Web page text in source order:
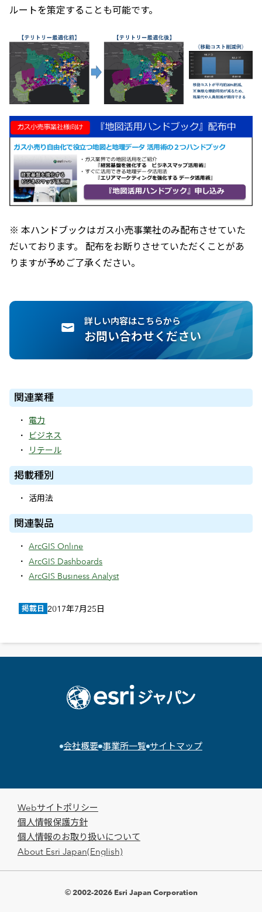
ルートを策定することも可能です。
※ 本ハンドブックはガス小売事業社のみ配布させていた
だいております。 配布をお断りさせていただくことがあ
りますが予めご了承ください。
詳しい内容はこちらから
お問い合わせください
関連業種
電力
ビジネス
リテール
掲載種別
活用法
関連製品
ArcGIS Online
ArcGIS Dashboards
ArcGIS Business Analyst
掲載日 2017年7月25日
会社概要 事業所一覧 サイトマップ
Webサイトポリシー
個人情報保護方針
個人情報のお取り扱いについて
About Esri Japan(English)
© 2002-2026 Esri Japan Corporation